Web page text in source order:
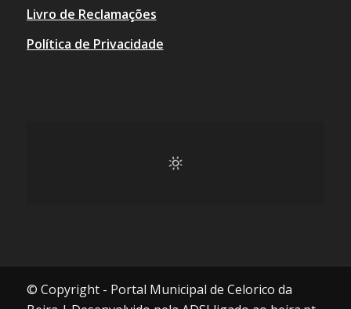
Livro de Reclamações
Política de Privacidade
© Copyright - Portal Municipal de Celorico da